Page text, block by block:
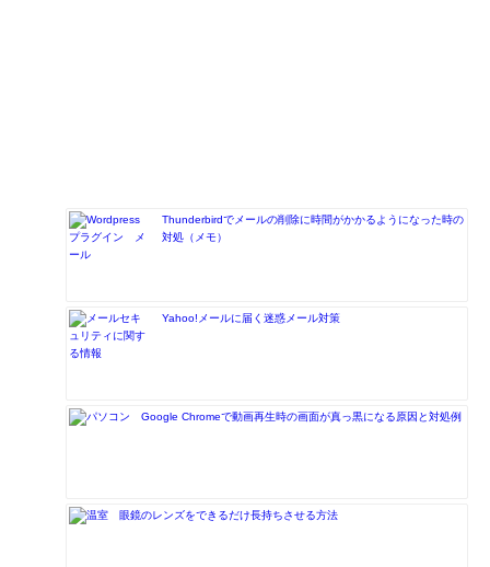
Thunderbirdでメールの削除に時間がかかるようになった時の
対処（メモ）
Yahoo!メールに届く迷惑メール対策
Google Chromeで動画再生時の画面が真っ黒になる原因と対処例
眼鏡のレンズをできるだけ長持ちさせる方法